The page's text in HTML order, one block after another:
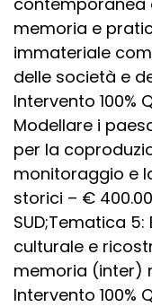
memoria e
immateriale
delle società e
Intervento 100%
Modellare i
per la
monitoraggio e
storici – €
SUD;Tematica
culturale e
memoria (inter)
Intervento 100%